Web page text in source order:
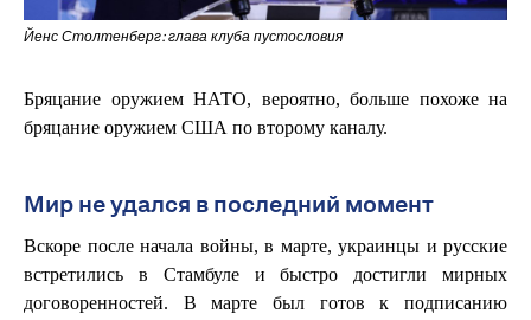
Йенс Столтенберг: глава клуба пустословия
Бряцание оружием НАТО, вероятно, больше похоже на
бряцание оружием США по второму каналу.
Мир не удался в последний момент
Вскоре после начала войны, в марте, украинцы и русские
встретились в Стамбуле и быстро достигли мирных
договоренностей. В марте был готов к подписанию